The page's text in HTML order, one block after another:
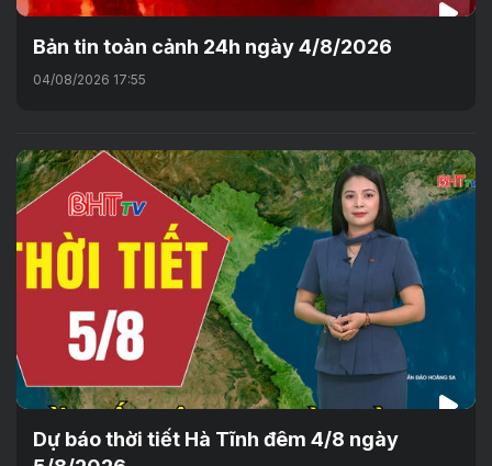
Bản tin toàn cảnh 24h ngày 4/8/2026
04/08/2026 17:55
Dự báo thời tiết Hà Tĩnh đêm 4/8 ngày